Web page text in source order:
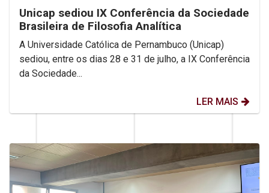
Unicap sediou IX Conferência da Sociedade
Brasileira de Filosofia Analítica
A Universidade Católica de Pernambuco (Unicap)
sediou, entre os dias 28 e 31 de julho, a IX Conferência
da Sociedade...
LER MAIS